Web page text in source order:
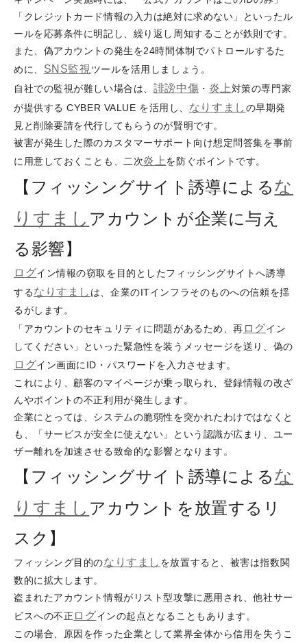
「クレジットカード情報の入力は絶対に求めない」といったル
ールを応募条件に明記し、繰り返し周知することが鉄則です。
また、偽アカウントの発生を24時間体制でパトロールするた
めに、 SNS監視 ツールを活用しましょう。
自社での監視が難しい場合は、 誹謗中傷 ・ 炎上対策の専門家
が提供する CYBER VALUE を活用し、 なりすましの早期発
見と削除要請を代行してもらうのが賢明です。
被害が発生した際のカスタマーサポート向け想定問答集を事前
に用意しておくことも、二次炎上を防ぐポイントです。
【フィッシングサイト誘導によるな
りすまし アカウントが企業に与え
る影響】
ログイン情報の窃取を目的としたフィッシングサイトへ誘導
するなりすまし は、企業のITインフラそのものへの信頼を揺
るがします。
「アカウントのセキュリティに問題があるため、再 ログイン
してください」といった緊急性を装うメッセージを送り、偽の
ログイン画面にID・パスワードを入力させます。
これにより、顧客のマイページが乗っ取られ、登録情報の改ざ
んやポイントの不正利用が発生します。
企業にとっては、システムの脆弱性を突かれたわけではなくと
も、「サービスが安全に使えない」という認識が広まり、ユー
ザー離れを加速させる致命的な影響となります。
【フィッシングサイト誘導によるな
りすまし アカウントを放置するリ
スク】
フィッシング目的のなりすまし を放置すると、被害は指数関
数的に拡大します。
盗まれたアカウント情報がリスト型攻撃に悪用され、他社サー
ビスへの不正 ログインの起点となることもあります。
この場合、原因を作った企業として業界全体から信用を失うこ